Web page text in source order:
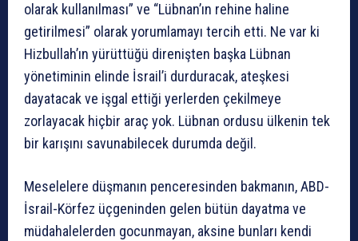
olarak kullanılması” ve “Lübnan’ın rehine haline
getirilmesi” olarak yorumlamayı tercih etti. Ne var ki
Hizbullah’ın yürüttüğü direnişten başka Lübnan
yönetiminin elinde İsrail’i durduracak, ateşkesi
dayatacak ve işgal ettiği yerlerden çekilmeye
zorlayacak hiçbir araç yok. Lübnan ordusu ülkenin tek
bir karışını savunabilecek durumda değil.
Meselelere düşmanın penceresinden bakmanın, ABD-
İsrail-Körfez üçgeninden gelen bütün dayatma ve
müdahalelerden gocunmayan, aksine bunları kendi